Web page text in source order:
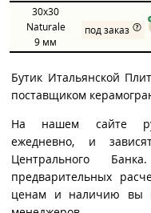
30x30
Naturale
9 мм
под заказ
Бутик Итальянской
поставщиком
На нашем сайте
ежедневно, и
Центрального
предварительных
ценам и наличию вы